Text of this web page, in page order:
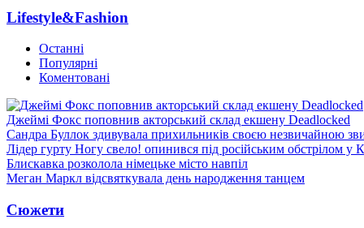
Lifestyle&Fashion
Останні
Популярні
Коментовані
Джеймі Фокс поповнив акторський склад екшену Deadlocked
Сандра Буллок здивувала прихильників своєю незвичайною
Лідер гурту Ногу свело! опинився під російським обстрілом у
Блискавка розколола німецьке місто навпіл
Меган Маркл відсвяткувала день народження танцем
Сюжети